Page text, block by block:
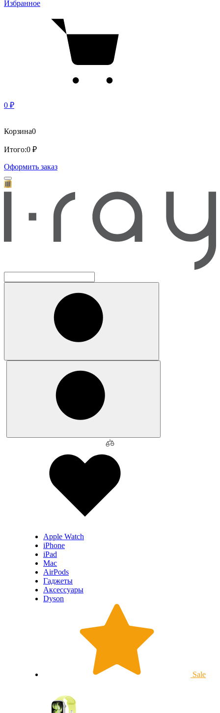
Избранное
0 ₽
Корзина0
Итого:0 ₽
Оформить заказ
Apple Watch
iPhone
iPad
Mac
AirPods
Гаджеты
Аксессуары
Dyson
Sale